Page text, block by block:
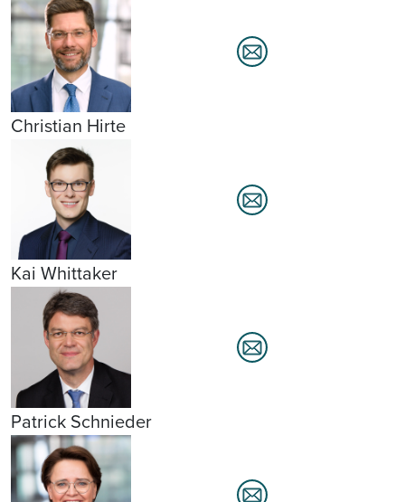
Christian Hirte
Kai Whittaker
Patrick Schnieder